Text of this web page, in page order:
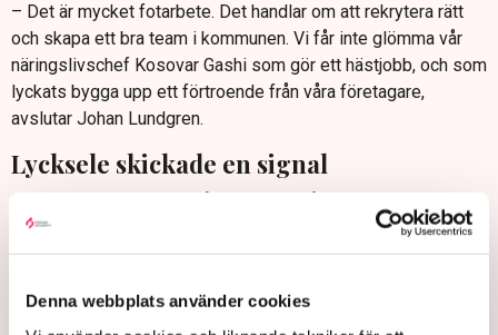
Denna webbplats använder cookies
– Det är mycket fotarbete. Det handlar om att rekrytera rätt
och skapa ett bra team i kommunen. Vi får inte glömma vår
näringslivschef Kosovar Gashi som gör ett hästjobb, och som
lyckats bygga upp ett förtroende från våra företagare,
avslutar Johan Lundgren.
Lycksele skickade en signal
En annan succéhistoria går att hämta från Lycksele.
2018 hade de ett sammanfattande omdöme på 3,0 Lokalt
samma år.
Sju år senare har Lycksele ett sammanfattande omdöme på